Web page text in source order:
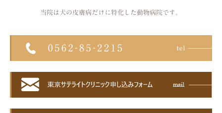
当院は犬の皮膚病だけに特化した 動物病院です。